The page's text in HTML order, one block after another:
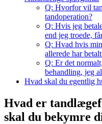
Q: Hvorfor vil
tandoperation?
Q: Hvis jeg
end jeg troede,
Q: Hvad hvis
allerede har
Q: Er det
behandling, jeg
Hvad skal du egentlig
Hvad er
skal du bekymre